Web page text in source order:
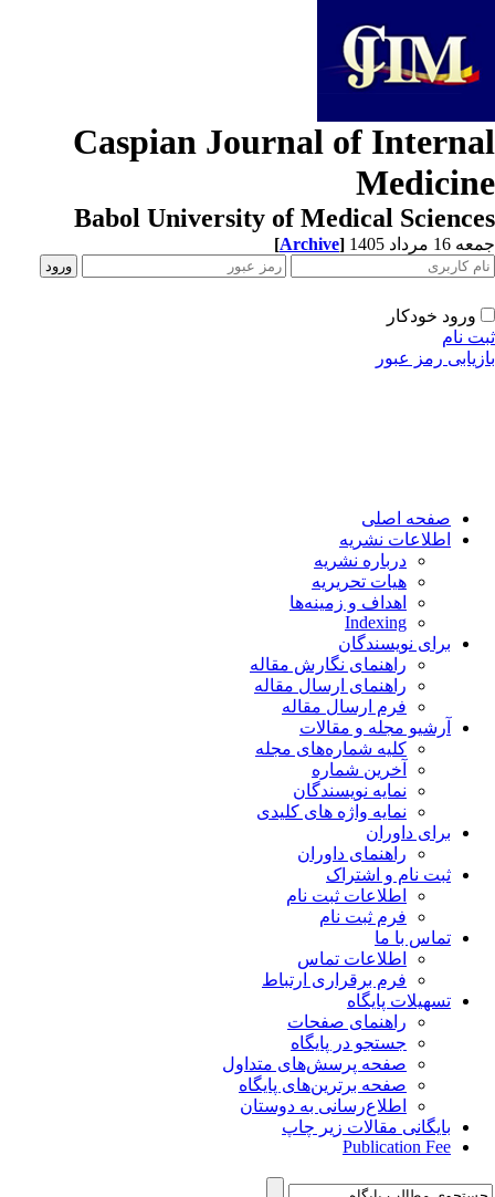
Caspian Journal of
Babol University of Medical
مرداد 1405 [Archive]
ورود خودکار
نام
رمز عبور
صفحه اصلی
اطلاعات نشریه
درباره نشریه
هیات تحریریه
اهداف و زمینه‌ها
Indexing
برای نویسندگان
راهنمای نگارش مقاله
راهنمای ارسال مقاله
فرم ارسال مقاله
آرشیو مجله و مقالات
کلیه شماره‌های مجله
آخرین شماره
نمایه نویسندگان
نمایه واژه های کلیدی
برای داوران
راهنمای داوران
ثبت نام و اشتراک
اطلاعات ثبت نام
فرم ثبت نام
تماس با ما
اطلاعات تماس
فرم برقراری ارتباط
تسهیلات پایگاه
راهنمای صفحات
جستجو در پایگاه
صفحه پرسش‌های متداول
صفحه برترین‌های پایگاه
اطلاع‌رسانی به دوستان
بایگانی مقالات زیر چاپ
Publication Fee